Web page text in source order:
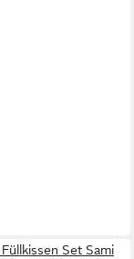
Set Sami